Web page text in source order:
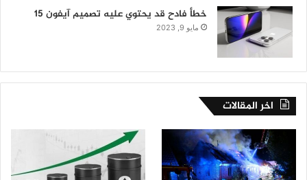
خطأ فادح قد يحتوي عليه تصميم آيفون 15
مايو 9, 2023
اخر المقالات